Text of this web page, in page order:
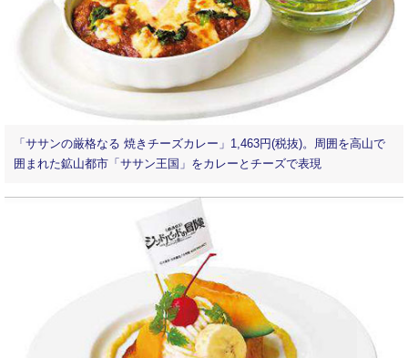
「ササンの厳格なる 焼きチーズカレー」1,463円(税抜)。周囲を高山で
囲まれた鉱山都市「ササン王国」をカレーとチーズで表現